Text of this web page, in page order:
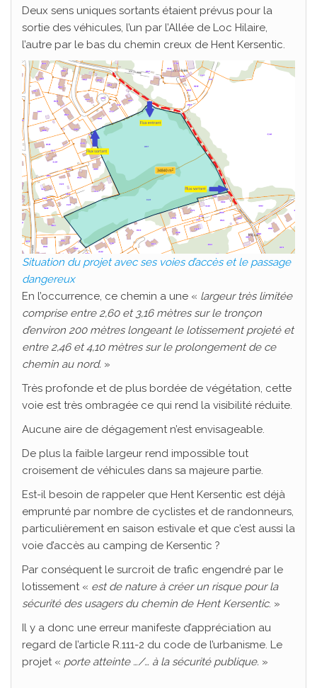
Deux sens uniques sortants étaient prévus pour la
sortie des véhicules, l’un par l’Allée de Loc Hilaire,
l’autre par le bas du chemin creux de Hent Kersentic.
Situation du projet avec ses voies d’accès et le passage
dangereux
En l’occurrence, ce chemin a une « largeur très limitée
comprise entre 2,60 et 3,16 mètres sur le tronçon
d’environ 200 mètres longeant le lotissement projeté et
entre 2,46 et 4,10 mètres sur le prolongement de ce
chemin au nord. »
Très profonde et de plus bordée de végétation, cette
voie est très ombragée ce qui rend la visibilité réduite.
Aucune aire de dégagement n’est envisageable.
De plus la faible largeur rend impossible tout
croisement de véhicules dans sa majeure partie.
Est-il besoin de rappeler que Hent Kersentic est déjà
emprunté par nombre de cyclistes et de randonneurs,
particulièrement en saison estivale et que c’est aussi la
voie d’accès au camping de Kersentic ?
Par conséquent le surcroit de trafic engendré par le
lotissement « est de nature à créer un risque pour la
sécurité des usagers du chemin de Hent Kersentic. »
Il y a donc une erreur manifeste d’appréciation au
regard de l’article R.111-2 du code de l’urbanisme. Le
projet « porte atteinte …/… à la sécurité publique. »